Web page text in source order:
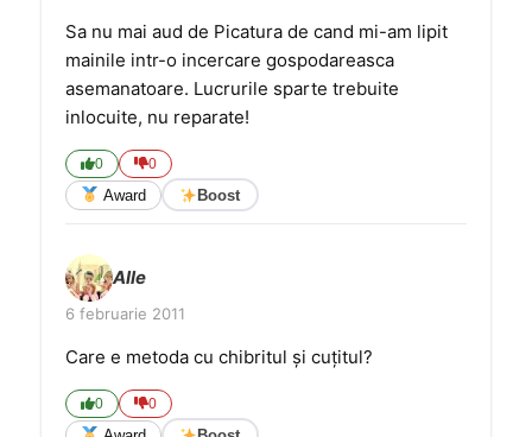
Sa nu mai aud de Picatura de cand mi-am lipit
mainile intr-o incercare gospodareasca
asemanatoare. Lucrurile sparte trebuite
inlocuite, nu reparate!
0 0
Award Boost
Alle
6 februarie 2011
Care e metoda cu chibritul și cuțitul?
0 0